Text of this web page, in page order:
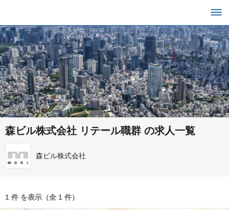
森ビル株式会社 リテール職群 の求人一覧
森ビル株式会社
1 件 を表示（全 1 件）